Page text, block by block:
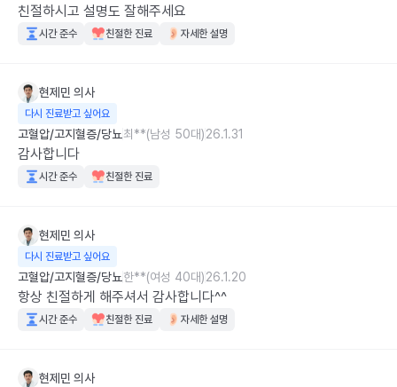
친절하시고 설명도 잘해주세요
시간 준수 친절한 진료 자세한 설명
현제민 의사
다시 진료받고 싶어요
고혈압/고지혈증/당뇨최**(남성 50대)26.1.31
감사합니다
시간 준수 친절한 진료
현제민 의사
다시 진료받고 싶어요
고혈압/고지혈증/당뇨한**(여성 40대)26.1.20
항상 친절하게 해주셔서 감사합니다^^
시간 준수 친절한 진료 자세한 설명
현제민 의사